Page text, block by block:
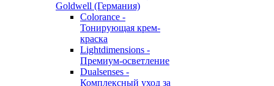
Goldwell (Германия)
Colorance -
Тонирующая крем-
краска
Lightdimensions -
Премиум-осветление
Dualsenses -
Комплексный уход за